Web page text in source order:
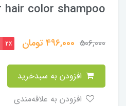
hair color shampoo
506,000
496,000تومان 2٪